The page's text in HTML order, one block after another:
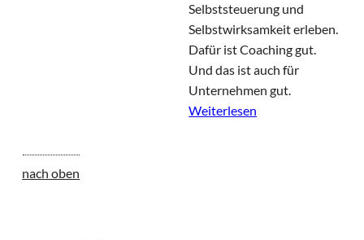
Selbststeuerung und
Selbstwirksamkeit erleben.
Dafür ist Coaching gut.
Und das ist auch für
Unternehmen gut.
Weiterlesen
nach oben